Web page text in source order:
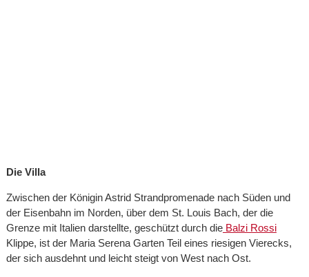
Die Villa
Zwischen der Königin Astrid Strandpromenade nach Süden und
der Eisenbahn im Norden, über dem St. Louis Bach, der die
Grenze mit Italien darstellte, geschützt durch dieBalzi Rossi
Klippe, ist der Maria Serena Garten Teil eines riesigen Vierecks,
der sich ausdehnt und leicht steigt von West nach Ost.